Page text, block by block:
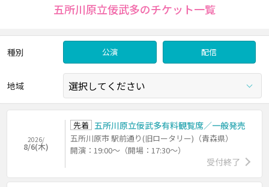
五所川原立佞武多のチケット一覧
種別 公演 配信
地域
2026/
8/6(木)
先着 五所川原立佞武多有料観覧席／一般発売
五所川原市 駅前通り(旧ロータリー)（青森県）
開演：19:00～（開場：17:30～）
受付終了